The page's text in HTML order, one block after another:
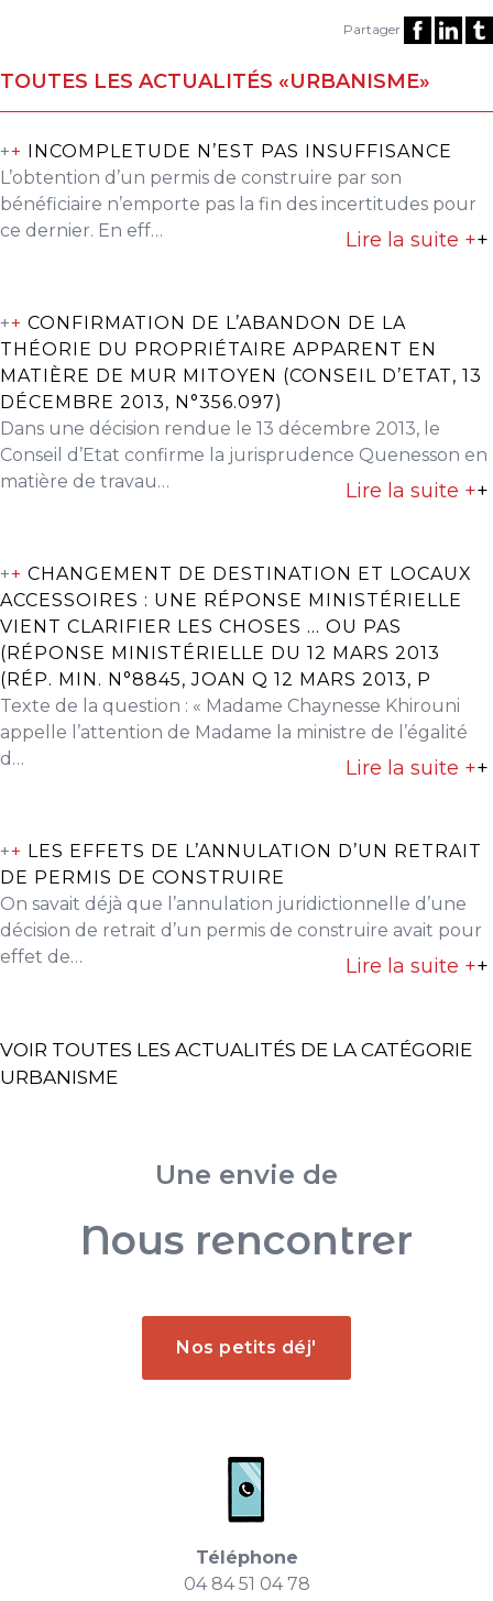
Partager
TOUTES LES ACTUALITÉS «URBANISME»
++ INCOMPLETUDE N’EST PAS INSUFFISANCE
L’obtention d’un permis de construire par son
bénéficiaire n’emporte pas la fin des incertitudes pour
ce dernier. En eff…
Lire la suite ++
++ CONFIRMATION DE L’ABANDON DE LA
THÉORIE DU PROPRIÉTAIRE APPARENT EN
MATIÈRE DE MUR MITOYEN (CONSEIL D’ETAT, 13
DÉCEMBRE 2013, N°356.097)
Dans une décision rendue le 13 décembre 2013, le
Conseil d’Etat confirme la jurisprudence Quenesson en
matière de travau…
Lire la suite ++
++ CHANGEMENT DE DESTINATION ET LOCAUX
ACCESSOIRES : UNE RÉPONSE MINISTÉRIELLE
VIENT CLARIFIER LES CHOSES … OU PAS
(RÉPONSE MINISTÉRIELLE DU 12 MARS 2013
(RÉP. MIN. N°8845, JOAN Q 12 MARS 2013, P
Texte de la question : « Madame Chaynesse Khirouni
appelle l’attention de Madame la ministre de l’égalité
d…
Lire la suite ++
++ LES EFFETS DE L’ANNULATION D’UN RETRAIT
DE PERMIS DE CONSTRUIRE
On savait déjà que l’annulation juridictionnelle d’une
décision de retrait d’un permis de construire avait pour
effet de…
Lire la suite ++
VOIR TOUTES LES ACTUALITÉS DE LA CATÉGORIE
URBANISME
Une envie de
Nous rencontrer
Nos petits déj'
Téléphone
04 84 51 04 78